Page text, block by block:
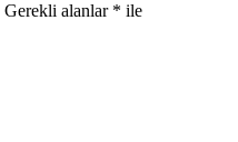
Gerekli alanlar * ile